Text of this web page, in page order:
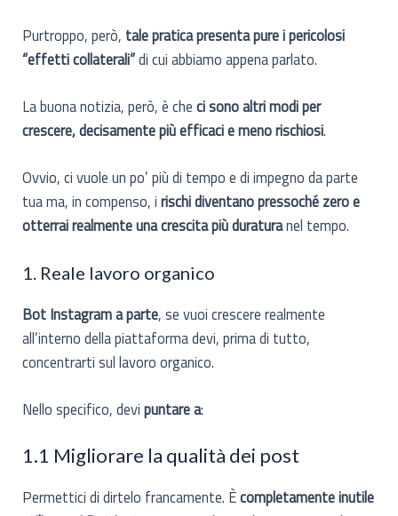
Purtroppo, però, tale pratica presenta pure i pericolosi
“effetti collaterali”di cui abbiamo appena parlato.
La buona notizia, però, è checi sono altri modi per
crescere, decisamente più efficaci e meno rischiosi.
Ovvio, ci vuole un po’ più di tempo e di impegno da parte
tua ma, in compenso, irischi diventano pressoché zero e
otterrai realmente una crescita più duraturanel tempo.
1. Reale lavoro organico
Bot Instagram a parte, se vuoi crescere realmente
all’interno della piattaforma devi, prima di tutto,
concentrarti sul lavoro organico.
Nello specifico, devipuntare a:
1.1 Migliorare la qualità dei post
Permettici di dirtelo francamente. Ècompletamente inutile